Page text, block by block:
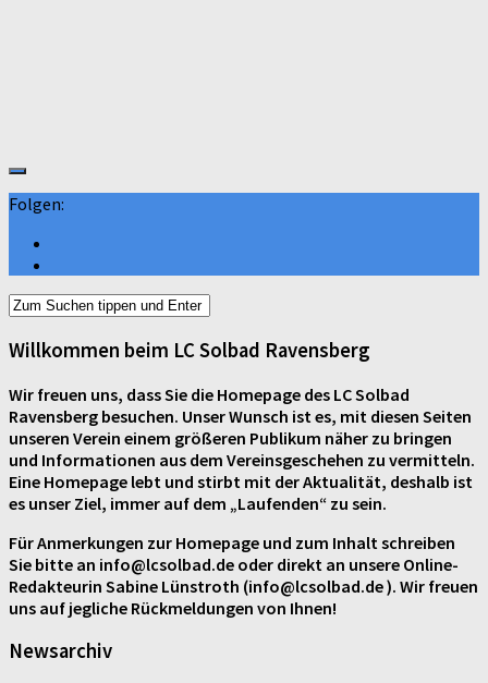
Folgen:
Willkommen beim LC Solbad Ravensberg
Wir freuen uns, dass Sie die Homepage des LC Solbad
Ravensberg besuchen. Unser Wunsch ist es, mit diesen Seiten
unseren Verein einem größeren Publikum näher zu bringen
und Informationen aus dem Vereinsgeschehen zu vermitteln.
Eine Homepage lebt und stirbt mit der Aktualität, deshalb ist
es unser Ziel, immer auf dem „Laufenden“ zu sein.
Für Anmerkungen zur Homepage und zum Inhalt schreiben
Sie bitte an info@lcsolbad.de oder direkt an unsere Online-
Redakteurin Sabine Lünstroth (info@lcsolbad.de ). Wir freuen
uns auf jegliche Rückmeldungen von Ihnen!
Newsarchiv